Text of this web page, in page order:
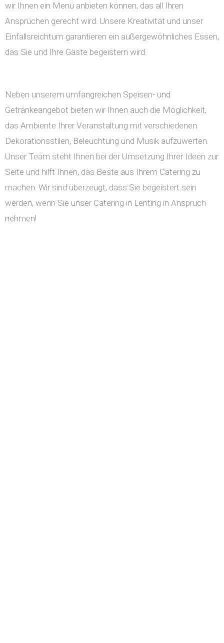
wir Ihnen ein Menü anbieten können, das all Ihren
Ansprüchen gerecht wird. Unsere Kreativität und unser
Einfallsreichtum garantieren ein außergewöhnliches Essen,
das Sie und Ihre Gäste begeistern wird.
Neben unserem umfangreichen Speisen- und
Getränkeangebot bieten wir Ihnen auch die Möglichkeit,
das Ambiente Ihrer Veranstaltung mit verschiedenen
Dekorationsstilen, Beleuchtung und Musik aufzuwerten.
Unser Team steht Ihnen bei der Umsetzung Ihrer Ideen zur
Seite und hilft Ihnen, das Beste aus Ihrem Catering zu
machen. Wir sind überzeugt, dass Sie begeistert sein
werden, wenn Sie unser Catering in Lenting in Anspruch
nehmen!